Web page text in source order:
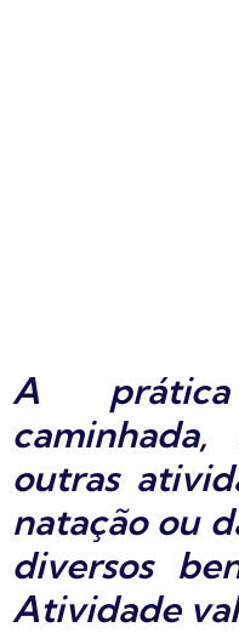
A
outras
natação ou
diversos
Atividade